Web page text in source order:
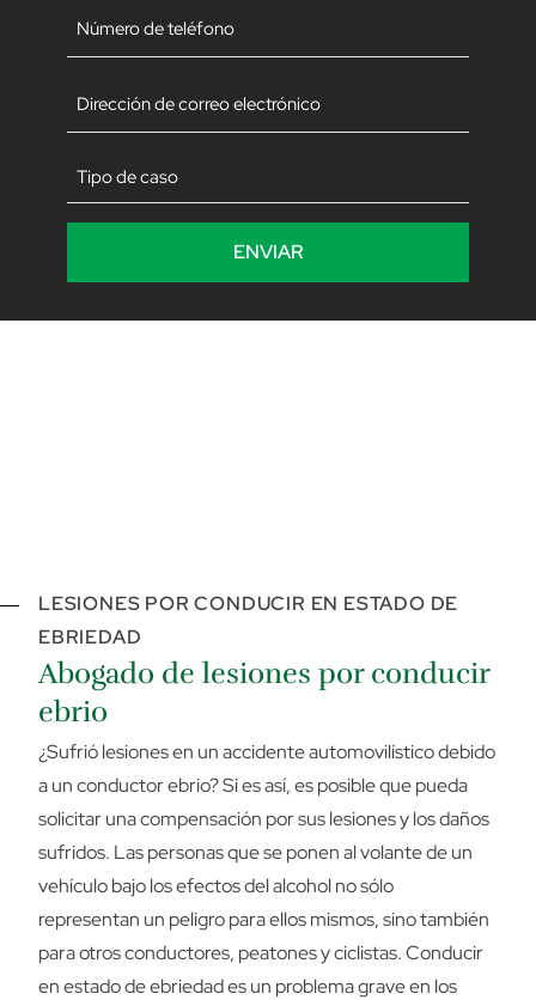
Teléfono
Correo
Sin
título
LESIONES POR CONDUCIR EN ESTADO DE
EBRIEDAD
Abogado de lesiones por conducir
ebrio
¿Sufrió lesiones en un accidente automovilístico debido
a un conductor ebrio? Si es así, es posible que pueda
solicitar una compensación por sus lesiones y los daños
sufridos. Las personas que se ponen al volante de un
vehículo bajo los efectos del alcohol no sólo
representan un peligro para ellos mismos, sino también
para otros conductores, peatones y ciclistas. Conducir
en estado de ebriedad es un problema grave en los